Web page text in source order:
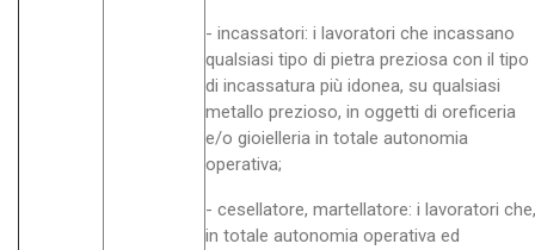
- incassatori: i lavoratori che incassano
qualsiasi tipo di pietra preziosa con il tipo
di incassatura più idonea, su qualsiasi
metallo prezioso, in oggetti di oreficeria
e/o gioielleria in totale autonomia
operativa;
- cesellatore, martellatore: i lavoratori che,
in totale autonomia operativa ed